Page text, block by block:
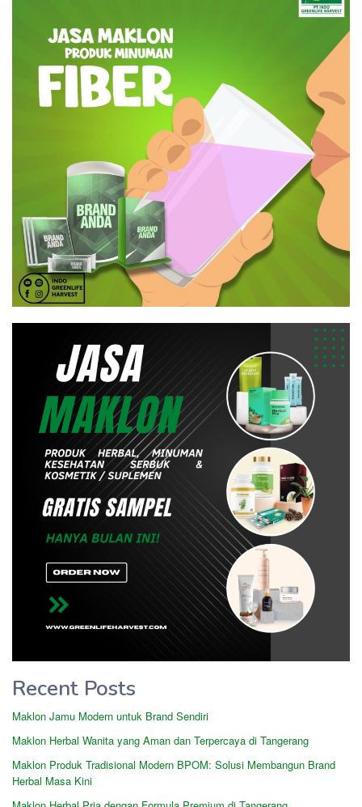
Recent Posts
Maklon Jamu Modern untuk Brand Sendiri
Maklon Herbal Wanita yang Aman dan Terpercaya di Tangerang
Maklon Produk Tradisional Modern BPOM: Solusi Membangun Brand
Herbal Masa Kini